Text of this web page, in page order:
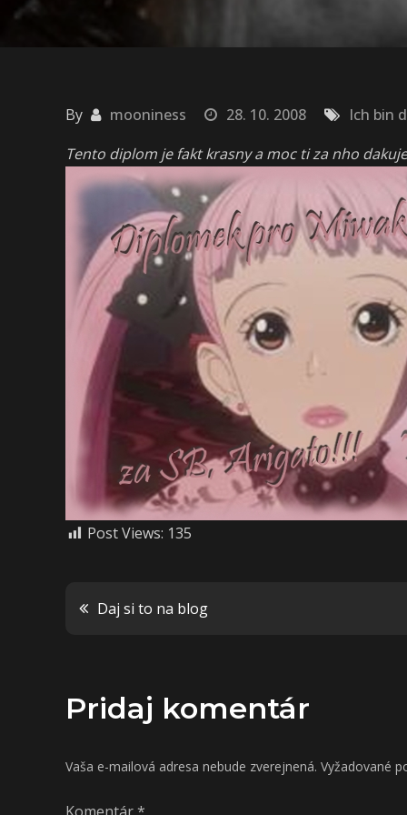
By mooniness 28. 10. 2008 Ich bin
Tento diplom je fakt krasny a moc ti za nho
Post Views: 135
Navigácia
článku
Daj si to na blog
Pridaj komentár
Vaša e-mailová adresa nebude zverejnená. Vyžadované